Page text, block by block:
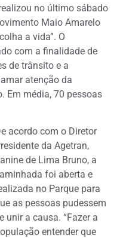
no último sábado
Maio Amarelo
a vida”. O
com a finalidade de
de trânsito e a
atenção da
Em média, 70 pessoas
acordo com o Diretor
da Agetran,
de Lima Bruno, a
foi aberta e
no Parque para
as pessoas pudessem
unir a causa. “Fazer a
entender que